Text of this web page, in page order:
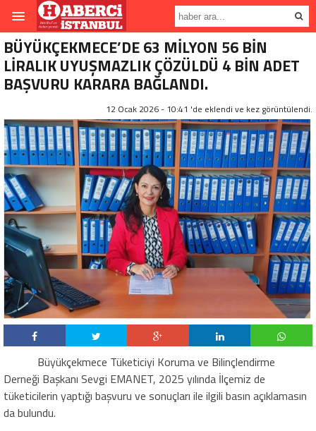
BÜYÜKÇEKMECE’DE 63 MİLYON 56 BİN
LİRALIK UYUŞMAZLIK ÇÖZÜLDÜ 4 BİN ADET
BAŞVURU KARARA BAĞLANDI.
12 Ocak 2026 - 10:41 'de eklendi ve kez görüntülendi.
Büyükçekmece Tüketiciyi Koruma ve Bilinçlendirme
Derneği Başkanı Sevgi EMANET, 2025 yılında İlçemiz de
tüketicilerin yaptığı başvuru ve sonuçları ile ilgili basın açıklamasın
da bulundu.